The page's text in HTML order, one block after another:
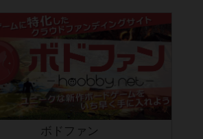
ボドファン